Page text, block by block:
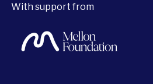
With support from